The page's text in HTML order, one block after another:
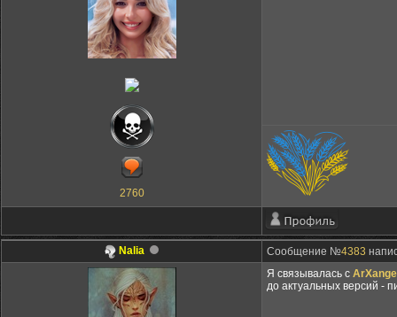
2760
Nalia Сообщение №4383
Я связывалась с
до актуальных версий -